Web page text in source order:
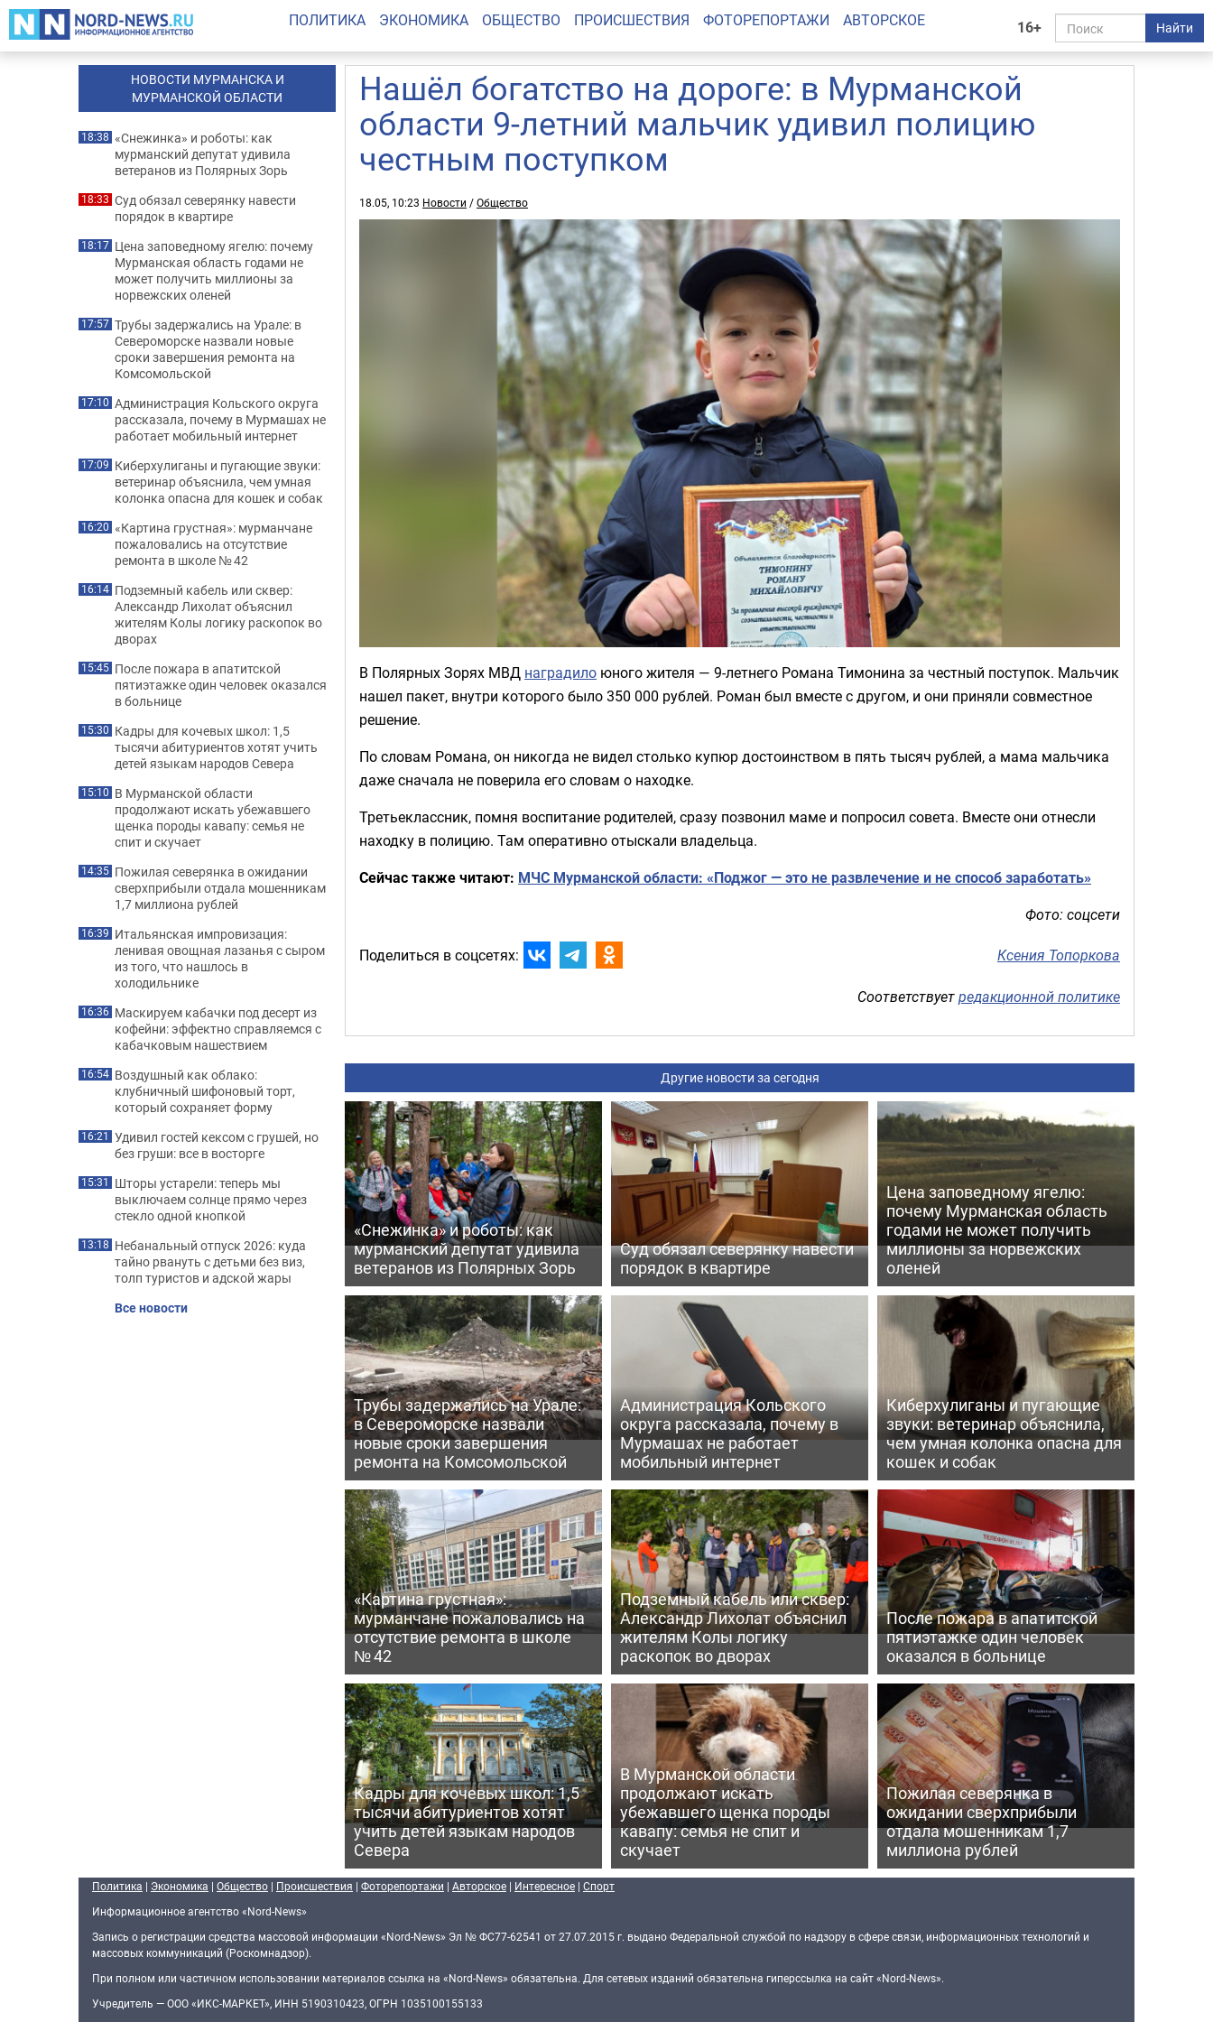
16+ Найти
ПОЛИТИКА ЭКОНОМИКА ОБЩЕСТВО ПРОИСШЕСТВИЯ ФОТОРЕПОРТАЖИ АВТОРСКОЕ
Нашёл богатство на дороге: в Мурманской
области 9-летний мальчик удивил полицию
честным поступком
18.05, 10:23 Новости /Общество
В Полярных Зорях МВД наградило юного жителя — 9-летнего Романа Тимонина за честный поступок. Мальчик
нашел пакет, внутри которого было 350 000 рублей. Роман был вместе с другом, и они приняли совместное
решение.
По словам Романа, он никогда не видел столько купюр достоинством в пять тысяч рублей, а мама мальчика
даже сначала не поверила его словам о находке.
Третьеклассник, помня воспитание родителей, сразу позвонил маме и попросил совета. Вместе они отнесли
находку в полицию. Там оперативно отыскали владельца.
Сейчас также читают: МЧС Мурманской области: «Поджог — это не развлечение и не способ заработать»
Фото: соцсети
Поделиться в соцсетях: Ксения Топоркова
Соответствуетредакционной политике
Другие новости за сегодня
«Снежинка» и роботы: как
мурманский депутат удивила
ветеранов из Полярных Зорь
Суд обязал северянку навести
порядок в квартире
Цена заповедному ягелю:
почему Мурманская область
годами не может получить
миллионы за норвежских
оленей
Трубы задержались на Урале:
в Североморске назвали
новые сроки завершения
ремонта на Комсомольской
Администрация Кольского
округа рассказала, почему в
Мурмашах не работает
мобильный интернет
Киберхулиганы и пугающие
звуки: ветеринар объяснила,
чем умная колонка опасна для
кошек и собак
«Картина грустная»:
мурманчане пожаловались на
отсутствие ремонта в школе
№ 42
Подземный кабель или сквер:
Александр Лихолат объяснил
жителям Колы логику
раскопок во дворах
После пожара в апатитской
пятиэтажке один человек
оказался в больнице
Кадры для кочевых школ: 1,5
тысячи абитуриентов хотят
учить детей языкам народов
Севера
В Мурманской области
продолжают искать
убежавшего щенка породы
кавапу: семья не спит и
скучает
Пожилая северянка в
ожидании сверхприбыли
отдала мошенникам 1,7
миллиона рублей
НОВОСТИ МУРМАНСКА И
МУРМАНСКОЙ ОБЛАСТИ
18:38 «Снежинка» и роботы: как
мурманский депутат удивила
ветеранов из Полярных Зорь
18:33 Суд обязал северянку навести
порядок в квартире
18:17 Цена заповедному ягелю: почему
Мурманская область годами не
может получить миллионы за
норвежских оленей
17:57 Трубы задержались на Урале: в
Североморске назвали новые
сроки завершения ремонта на
Комсомольской
17:10 Администрация Кольского округа
рассказала, почему в Мурмашах не
работает мобильный интернет
17:09 Киберхулиганы и пугающие звуки:
ветеринар объяснила, чем умная
колонка опасна для кошек и собак
16:20 «Картина грустная»: мурманчане
пожаловались на отсутствие
ремонта в школе № 42
16:14 Подземный кабель или сквер:
Александр Лихолат объяснил
жителям Колы логику раскопок во
дворах
15:45 После пожара в апатитской
пятиэтажке один человек оказался
в больнице
15:30 Кадры для кочевых школ: 1,5
тысячи абитуриентов хотят учить
детей языкам народов Севера
15:10 В Мурманской области
продолжают искать убежавшего
щенка породы кавапу: семья не
спит и скучает
14:35 Пожилая северянка в ожидании
сверхприбыли отдала мошенникам
1,7 миллиона рублей
16:39 Итальянская импровизация:
ленивая овощная лазанья с сыром
из того, что нашлось в
холодильнике
16:36 Маскируем кабачки под десерт из
кофейни: эффектно справляемся с
кабачковым нашествием
16:54 Воздушный как облако:
клубничный шифоновый торт,
который сохраняет форму
16:21 Удивил гостей кексом с грушей, но
без груши: все в восторге
15:31 Шторы устарели: теперь мы
выключаем солнце прямо через
стекло одной кнопкой
13:18 Небанальный отпуск 2026: куда
тайно рвануть с детьми без виз,
толп туристов и адской жары
Все новости
Политика | Экономика | Общество | Происшествия | Фоторепортажи | Авторское | Интересное | Спорт
Информационное агентство «Nord-News»
Запись о регистрации средства массовой информации «Nord-News» Эл № ФС77-62541 от 27.07.2015 г. выдано Федеральной службой по надзору в сфере связи, информационных технологий и
массовых коммуникаций (Роскомнадзор).
При полном или частичном использовании материалов ссылка на «Nord-News» обязательна. Для сетевых изданий обязательна гиперссылка на сайт «Nord-News».
Учредитель — ООО «ИКС-МАРКЕТ», ИНН 5190310423, ОГРН 1035100155133